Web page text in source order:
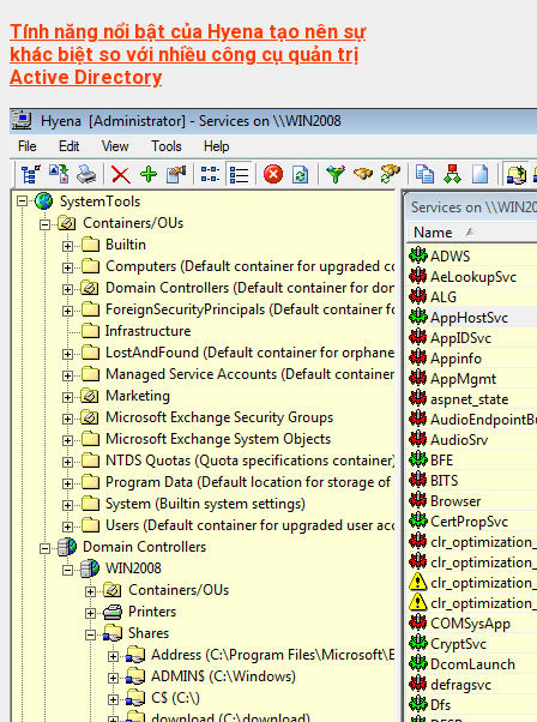
Tính năng nổi bật của Hyena tạo nên sự
khác biệt so với nhiều công cụ quản trị
Active Directory